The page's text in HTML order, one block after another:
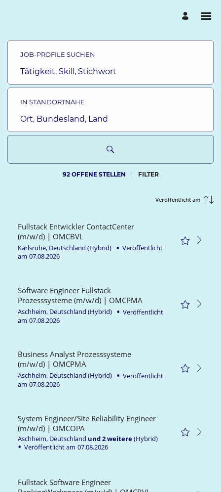
Job-
suchen
Atruvia
Karriere
JOB-PROFILE SUCHEN
Tätigkeit,
Stichwort
IN STANDORTNÄHE
Ort,
Land
92 OFFENE STELLEN FILTER
Veröffentlicht am
Fullstack Entwickler ContactCenter
(m/w/d) | OMCBVL
Karlsruhe, Deutschland (Hybrid)
Veröffentlicht
am 07.08.2026
Software Engineer Fullstack
Prozesssysteme (m/w/d) | OMCPMA
Aschheim, Deutschland (Hybrid)
Veröffentlicht
am 07.08.2026
Business Analyst Prozesssysteme
(m/w/d) | OMCPMA
Aschheim, Deutschland (Hybrid)
Veröffentlicht
am 07.08.2026
System Engineer/Site Reliability Engineer
(m/w/d) | OMCOPA
Aschheim, Deutschland und2weitere(Hybrid)
Veröffentlicht am 07.08.2026
Fullstack Software Engineer